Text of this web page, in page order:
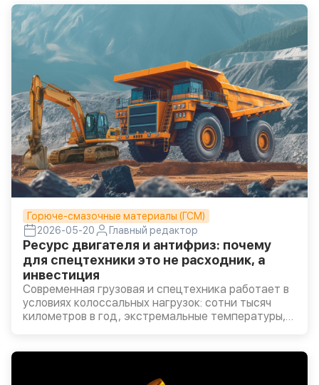
Горюче-смазочные материалы (ГСМ)
2026-05-20
Главный редактор
Ресурс двигателя и антифриз: почему
для спецтехники это не расходник, а
инвестиция
Современная грузовая и спецтехника работает в
условиях колоссальных нагрузок: сотни тысяч
километров в год, экстремальные температуры,